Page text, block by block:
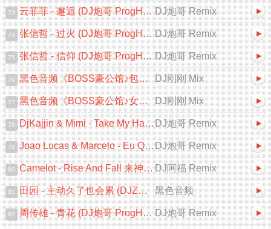
73 云菲菲 - 邂逅 (DJ炮哥 ProgHouse Remix 2025) DJ炮哥 Remix
74 张信哲 - 过火 (DJ炮哥 ProgHouse Remix 2025) DJ炮哥 Remix
75 张信哲 - 信仰 (DJ炮哥 ProgHouse Remix 2025) DJ炮哥 Remix
76 黑色音频《BOSS豪公馆♪包房专用♪英文跳舞大碟V2》DJ刚刚 Mix DJ刚刚 Mix
77 黑色音频《BOSS豪公馆♪女人的选择♪中文跳舞大碟V2》DJ刚刚 Mix DJ刚刚 Mix
78 DjKajjin & Mimi - Take My Hand (DJ炮哥 ProgHouse Remix)DJ炮哥 Remix
79 Joao Lucas & Marcelo - Eu Quero Tchu 囧架架 (DJ炮哥 ProgHouse Remix)DJ炮哥 Remix
80 Camelot - Rise And Fall 来神佛 (DJ阿福 ProgHouse Mix) DJ阿福 Remix
81 田园 - 主动久了也会累 (DJZR ProgHouse Remix 2025) 黑色音频
82 周传雄 - 青花 (DJ炮哥 ProgHouse Remix 2025) DJ炮哥 Remix